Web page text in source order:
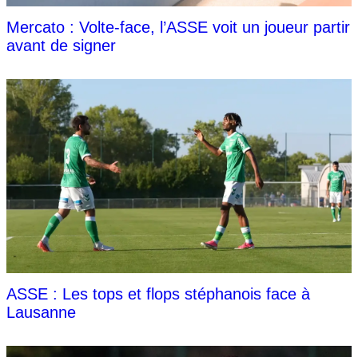
Mercato : Volte-face, l’ASSE voit un joueur partir
avant de signer
ASSE : Les tops et flops stéphanois face à
Lausanne